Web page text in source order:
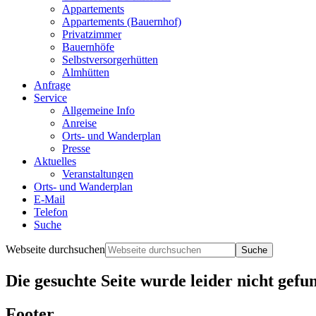
Appartements
Appartements (Bauernhof)
Privatzimmer
Bauernhöfe
Selbstversorgerhütten
Almhütten
Anfrage
Service
Allgemeine Info
Anreise
Orts- und Wanderplan
Presse
Aktuelles
Veranstaltungen
Orts- und Wanderplan
E-Mail
Telefon
Suche
Webseite durchsuchen
Die gesuchte Seite wurde leider nicht